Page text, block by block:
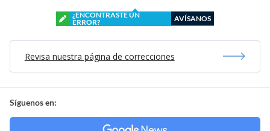
¿ENCONTRASTE UN
ERROR?
AVÍSANOS
Revisa nuestra página de correcciones
Síguenos en: